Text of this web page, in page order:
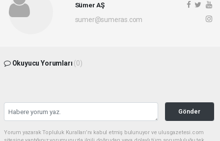
Sümer AŞ
sumer@sumeras.com
Okuyucu Yorumları (0)
Gönder
Yorum yazarak Topluluk Kuralları’nı kabul etmiş bulunuyor ve ulusgazetesi.com